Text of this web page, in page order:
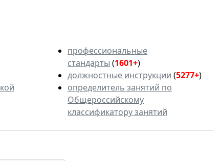
профессиональные
стандарты (1601+)
должностные инструкции (5277+)
определитель занятий по
Общероссийскому
классификатору занятий